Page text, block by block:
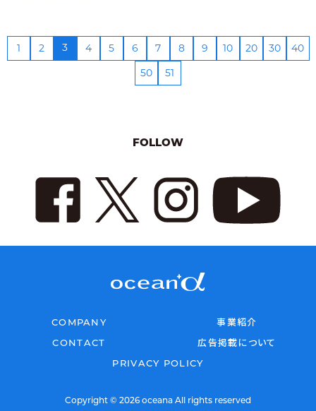
1 2 3 4 5 6 7 8 9 10 20 30
40
50
51
FOLLOW
COMPANY
事業紹介
CONTACT
広告掲載について
PRIVACY POLICY
Copyright © 2026 oceana All rights reserved